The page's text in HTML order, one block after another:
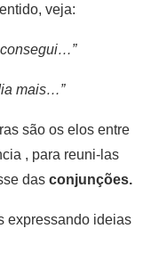
veja:
consegui…”
mais…”
são os elos entre
, para reuni-las
das conjunções.
expressando ideias